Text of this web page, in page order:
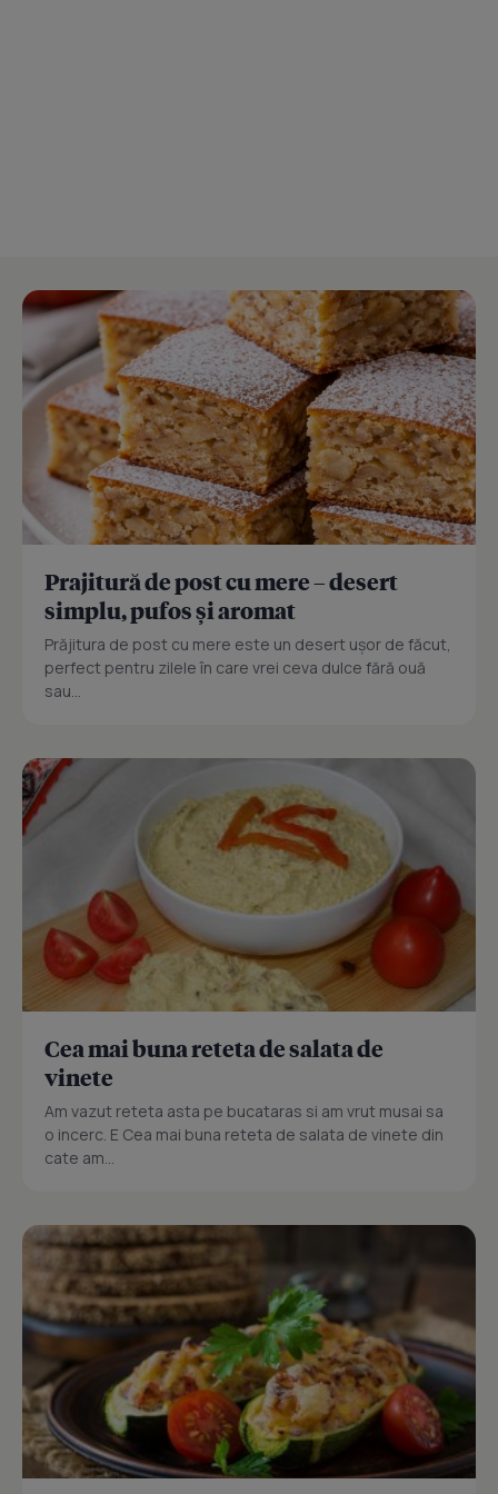
Prajitură de post cu mere – desert
simplu, pufos și aromat
Prăjitura de post cu mere este un desert ușor de făcut,
perfect pentru zilele în care vrei ceva dulce fără ouă
sau...
Cea mai buna reteta de salata de
vinete
Am vazut reteta asta pe bucataras si am vrut musai sa
o incerc. E Cea mai buna reteta de salata de vinete din
cate am...